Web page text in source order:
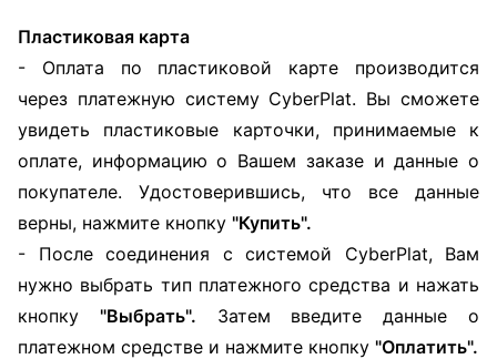
Пластиковая карта
- Оплата по пластиковой карте производится
через платежную систему CyberPlat. Вы сможете
увидеть пластиковые карточки, принимаемые к
оплате, информацию о Вашем заказе и данные о
покупателе. Удостоверившись, что все данные
верны, нажмите кнопку "Купить".
- После соединения с системой CyberPlat, Вам
нужно выбрать тип платежного средства и нажать
кнопку "Выбрать". Затем введите данные о
платежном средстве и нажмите кнопку "Оплатить".